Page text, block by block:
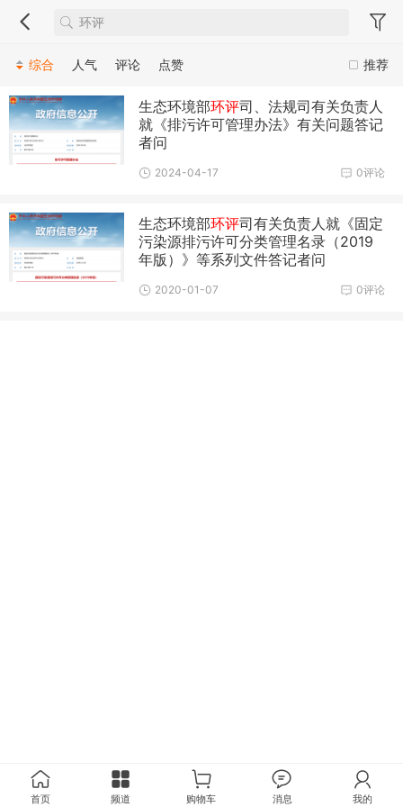
推荐
综合 人气 评论 点赞
生态环境部环评司、法规司有关负责人
就《排污许可管理办法》有关问题答记
者问
0评论
2024-04-17
生态环境部环评司有关负责人就《固定
污染源排污许可分类管理名录（2019
年版）》等系列文件答记者问
0评论
2020-01-07
首页 频道 购物车 消息 我的